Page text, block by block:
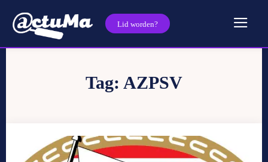
Lid worden?
Tag: AZPSV